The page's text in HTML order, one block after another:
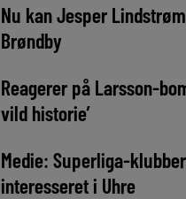
Nu kan Jesper
Brøndby
Reagerer på Larsson-
vild historie’
Medie: Superliga-klubber
interesseret i Uhre